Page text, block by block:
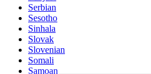
Serbian
Sesotho
Sinhala
Slovak
Slovenian
Somali
Samoan